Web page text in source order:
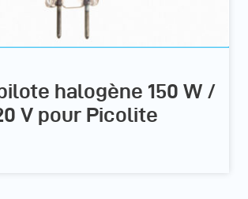
halogène 150 W /
V pour Picolite